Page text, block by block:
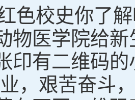
色校史你了
物医学院给新
印有二维码
，艰苦奋斗